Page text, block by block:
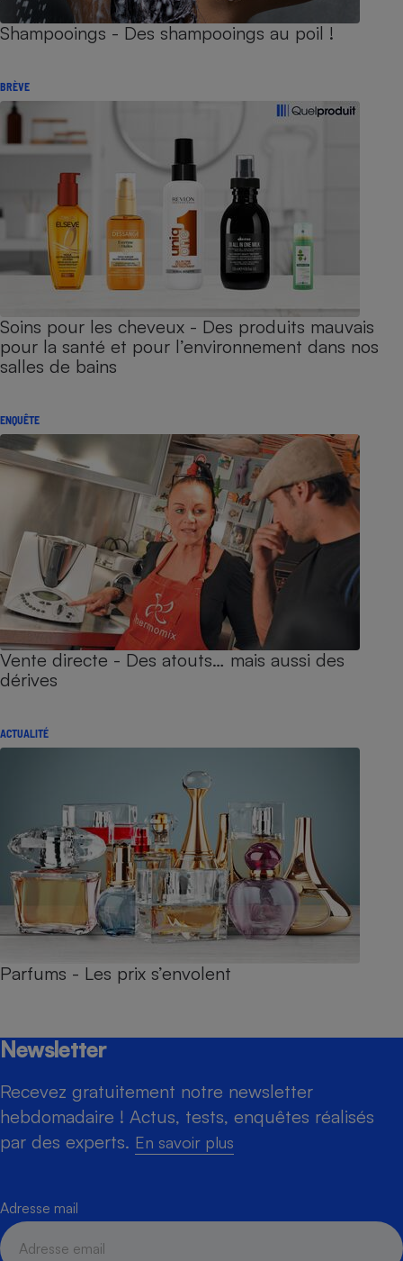
Shampooings - Des shampooings au poil !
BRÈVE
Soins pour les cheveux - Des produits mauvais
pour la santé et pour l’environnement dans nos
salles de bains
ENQUÊTE
Vente directe - Des atouts… mais aussi des
dérives
ACTUALITÉ
Parfums - Les prix s’envolent
Newsletter
Recevez gratuitement notre newsletter
hebdomadaire ! Actus, tests, enquêtes réalisés
par des experts. En savoir plus
Adresse mail